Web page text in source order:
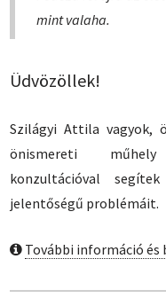
mint valaha.
Üdvözöllek!
Szilágyi Attila vagyok,
önismereti
konzultációval
jelentőségű problémáit.
További információ és